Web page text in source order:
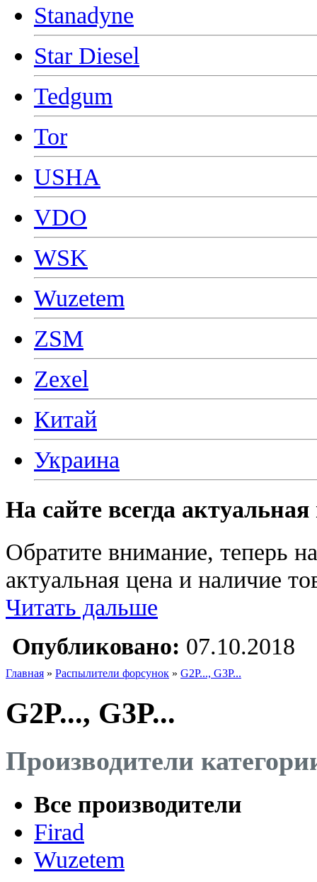
Stanadyne
Star Diesel
Tedgum
Tor
USHA
VDO
WSK
Wuzetem
ZSM
Zexel
Китай
Украина
На сайте всегда
Обратите внимание, теперь
актуальная цена и наличие
Читать дальше
Опубликовано: 07.10.2018
Главная » Распылители форсунок » G2P..., G3P...
G2P..., G3P...
Производители
Все производители
Firad
Wuzetem